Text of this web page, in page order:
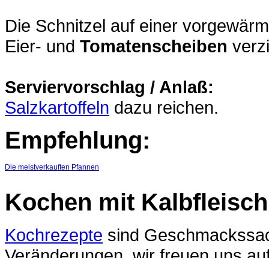
Die Schnitzel auf einer
Eier- und Tomatenscheiben
Serviervorschlag / Anlaß:
Salzkartoffeln dazu reichen.
Empfehlung:
Die meistverkauften Pfannen
Kochen mit Kalbfleisch
Kochrezepte sind